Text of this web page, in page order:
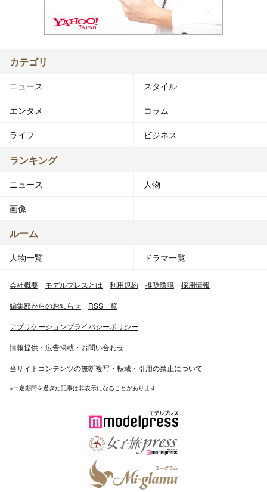
カテゴリ
ニュース スタイル
エンタメ コラム
ライフ ビジネス
ランキング
ニュース 人物
画像
ルーム
人物一覧 ドラマ一覧
会社概要 モデルプレスとは 利用規約 推奨環境 採用情報
編集部からのお知らせ RSS一覧
アプリケーションプライバシーポリシー
情報提供・広告掲載・お問い合わせ
当サイトコンテンツの無断複写・転載・引用の禁止について
※一定期間を過ぎた記事は非表示になることがあります